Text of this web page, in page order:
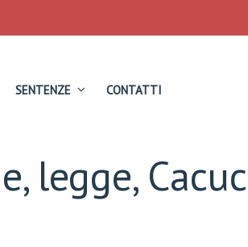
SENTENZE CONTATTI
legge,